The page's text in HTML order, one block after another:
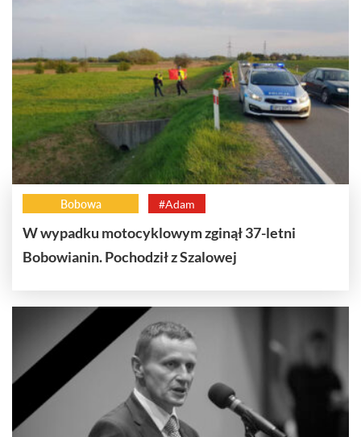
Bobowa #Adam
W wypadku motocyklowym zginął 37-letni
Bobowianin. Pochodził z Szalowej